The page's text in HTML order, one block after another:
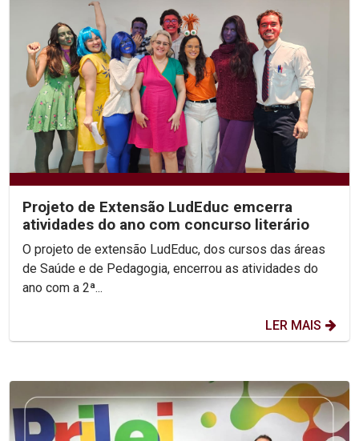
Projeto de Extensão LudEduc emcerra
atividades do ano com concurso literário
O projeto de extensão LudEduc, dos cursos das áreas
de Saúde e de Pedagogia, encerrou as atividades do
ano com a 2ª...
LER MAIS